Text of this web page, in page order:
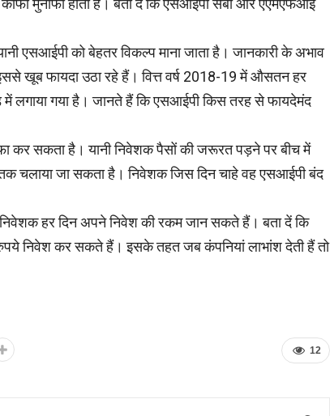
एसआईपी को बेहतर विकल्प माना जाता है। जानकारी के अभाव
खूब फायदा उठा रहे हैं। वित्त वर्ष 2018-19 में औसतन हर
लगाया गया है। जानते हैं कि एसआईपी किस तरह से फायदेमंद
कर सकता है। यानी निवेशक पैसों की जरूरत पड़ने पर बीच में
चलाया जा सकता है। निवेशक जिस दिन चाहे वह एसआईपी बंद
हर दिन अपने निवेश की रकम जान सकते हैं। बता दें कि
निवेश कर सकते हैं। इसके तहत जब कंपनियां लाभांश देती हैं तो
12